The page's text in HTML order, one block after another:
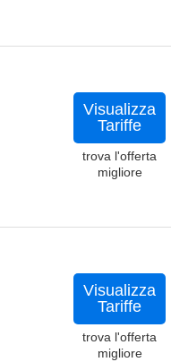
Visualizza
Tariffe
trova l'offerta
migliore
Visualizza
Tariffe
trova l'offerta
migliore